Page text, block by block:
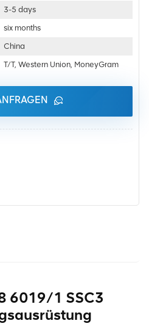
3-5 days
six months
China
T/T, Western Union, MoneyGram
6019/1 SSC3